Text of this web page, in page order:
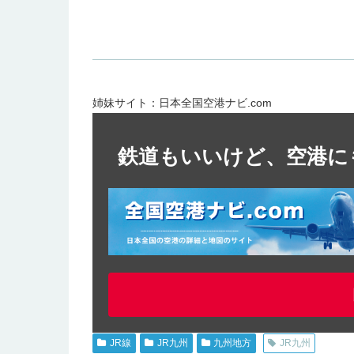
姉妹サイト：日本全国空港ナビ.com
鉄道もいいけど、空港
JR線 JR九州 九州地方 JR九州